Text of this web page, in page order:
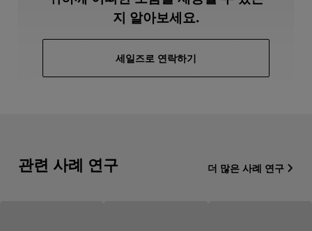
지 알아보세요.
세일즈로 연락하기
관련 사례 연구 더 많은 사례 연구